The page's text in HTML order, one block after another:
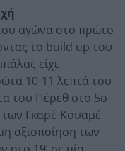
αγώνα στο πρώτο
το build up του
είχε
10-11 λεπτά του
του Πέρεθ στο 5ο
των Γκαρέ-Κουαμέ
αξιοποίηση των